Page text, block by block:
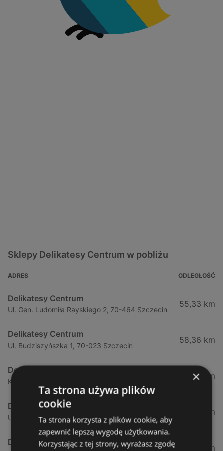
Sklepy Delikatesy Centrum w pobliżu
ADRES ODLEGŁOŚĆ
Delikatesy Centrum
Ul. Gen. Ludomiła Rayskiego 2, 70-464 Szczecin
55,33 km
Delikatesy Centrum
Ul. Budziszyńszka 1, 70-023 Szczecin
58,36 km
Delikatesy Centrum
Krasińskiego 66a, 74-100 Gryfino
73,79 km
Delikatesy Centrum
Ul. Szczecińska 45, 73-110 Stargard Szczeciński
79,96 km
Delikatesy Centrum
81,3 km
×
Ta strona używa plików
cookie
Ta strona korzysta z plików cookie, aby
zapewnić lepszą wygodę użytkowania.
Korzystając z tej strony, wyrażasz zgodę